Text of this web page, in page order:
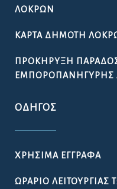
ΛΟΚΡΏΝ
ΚΆΡΤΑ ΔΗΜΌΤΗ
ΠΡΟΚΉΡΥΞΗ
ΕΜΠΟΡΟΠΑΝΉΓΥΡΗΣ
ΟΔΗΓΌΣ
ΧΡΉΣΙΜΑ ΈΓΓΡΑΦΑ
ΩΡΆΡΙΟ